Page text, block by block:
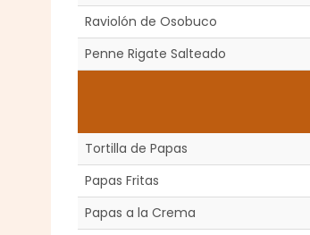
Raviolón de Osobuco
Penne Rigate Salteado
Tortilla de Papas
Papas Fritas
Papas a la Crema